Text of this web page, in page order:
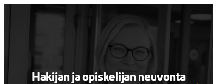
Hakijan ja opiskelijan neuvonta